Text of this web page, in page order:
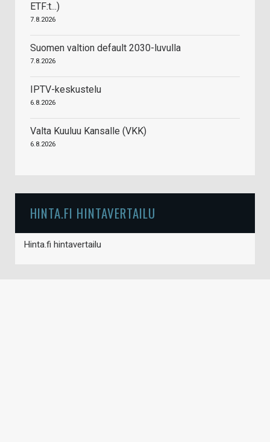
ETF:t...)
7.8.2026
Suomen valtion default 2030-luvulla
7.8.2026
IPTV-keskustelu
6.8.2026
Valta Kuuluu Kansalle (VKK)
6.8.2026
HINTA.FI HINTAVERTAILU
Hinta.fi hintavertailu